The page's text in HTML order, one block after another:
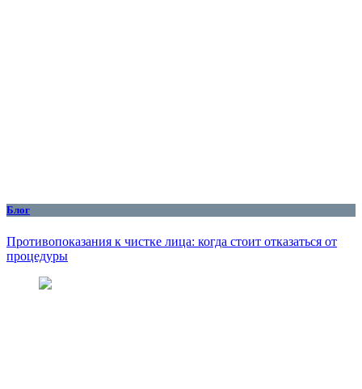
Блог
Противопоказания к чистке лица: когда стоит отказаться от
процедуры